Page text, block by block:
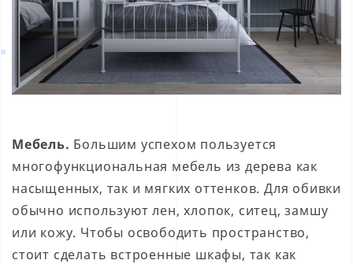
Мебель. Большим успехом пользуется
многофункциональная мебель из дерева как
насыщенных, так и мягких оттенков. Для обивки
обычно используют лен, хлопок, ситец, замшу
или кожу. Чтобы освободить пространство,
стоит сделать встроенные шкафы, так как